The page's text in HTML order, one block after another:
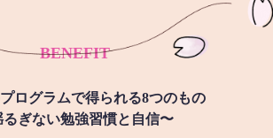
BENEFIT
ログラムで得られる8つのもの
るぎない勉強習慣と自信〜